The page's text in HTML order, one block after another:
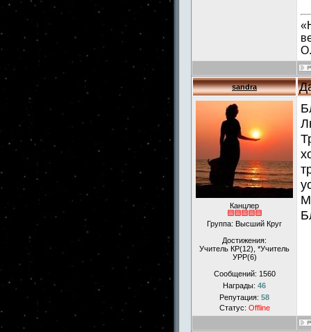
sandra
Канцлер
Группа: Высший Круг
Достижения:
Учитель КР(12), *Учитель
УРР(6)
Сообщений: 1560
Награды: 46
Репутация: 58
Статус: Offline